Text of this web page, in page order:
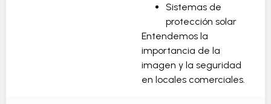
Sistemas de
protección solar
Entendemos la
importancia de la
imagen y la seguridad
en locales comerciales.